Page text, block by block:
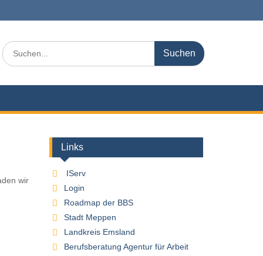
Search
for:
wir
Links
IServ
Login
Roadmap der BBS
Stadt Meppen
Landkreis Emsland
Berufsberatung Agentur für Arbeit